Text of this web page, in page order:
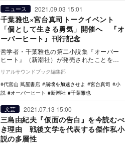
ニュース 2021.09.03 15:01
千葉雅也×宮台真司トークイベント
「個として生きる勇気」開催へ 『オ
ーバーヒート』刊行記念
哲学者・千葉雅也の第二小説集『オーバー
ヒート』（新潮社）が発売されたことを記
念して、社会学者・宮台真司とのトークイ
ベントが、10…
リアルサウンドブック編集部
代官山 蔦屋書店
崩壊を加速させよ 宮台真司
小
説
オーバーヒート 新潮社 千葉雅也
文芸 2021.07.13 15:00
三島由紀夫『仮面の告白』を今読むべ
き理由 戦後文学を代表する傑作私小
説の多層性